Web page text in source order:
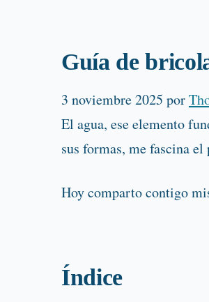
Guía de
3 noviembre 2025 por
El agua, ese elemento
sus formas, me fascina
Hoy comparto contigo
Índice